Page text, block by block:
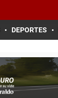
DEPORTES